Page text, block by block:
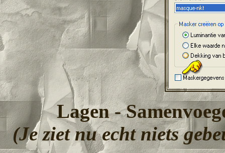
Lagen -
(Je ziet nu echt niets